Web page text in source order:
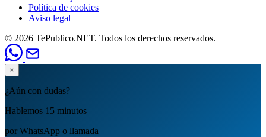
Política de cookies
Aviso legal
© 2026 TePublico.NET. Todos los derechos reservados.
×
¿Aún con dudas?
Hablemos 15 minutos
por WhatsApp o llamada